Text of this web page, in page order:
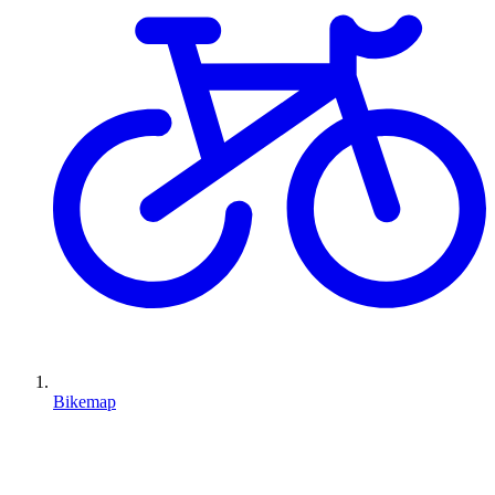
Bikemap